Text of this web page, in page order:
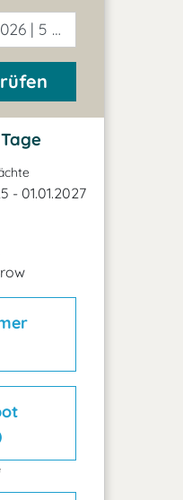
5 Tage
- 01.01.2027